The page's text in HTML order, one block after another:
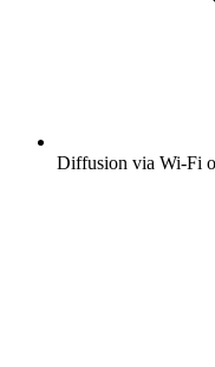
Diffusion via Wi-Fi